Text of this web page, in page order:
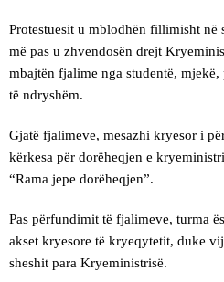
Protestuesit u mblodhën fillimisht në
më pas u zhvendosën drejt
mbajtën fjalime nga studentë, mjekë,
të ndryshëm.
Gjatë fjalimeve, mesazhi kryesor i
kërkesa për dorëheqjen e
“Rama jepe dorëheqjen”.
Pas përfundimit të fjalimeve, turma
akset kryesore të kryeqytetit, duke
sheshit para Kryeministrisë.